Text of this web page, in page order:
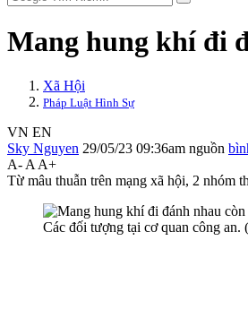
Mang hung khí đi
Xã Hội
Pháp Luật Hình Sự
VN EN
Sky Nguyen 29/05/23 09:36am nguồn
A- A A+
Từ mâu thuẫn trên mạng xã hội, 2 nhóm
Các đối tượng tại cơ quan công